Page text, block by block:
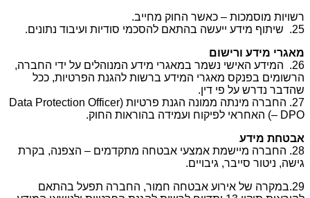
רשויות מוסמכות – כאשר החוק מחייב.
25. שיתוף מידע ייעשה בהתאם להסכמי סודיות ועיבוד נתונים.
מאגרי מידע ורישום
26. המידע האישי נשמר במאגרי מידע המנוהלים על ידי החברה,
הרשומים בפנקס מאגרי המידע ברשות להגנת הפרטיות, ככל
שהדבר נדרש על פי דין.
27. החברה מינתה ממונה הגנת פרטיות (Data Protection Officer
– DPO) האחראי לפיקוח ועמידה בהוראות החוק.
אבטחת מידע
28. החברה מיישמת אמצעי אבטחה מתקדמים – הצפנה, בקרת
גישה, ניטור סייבר, גיבויים.
29.במקרה של אירוע אבטחה חמור, החברה תפעל בהתאם